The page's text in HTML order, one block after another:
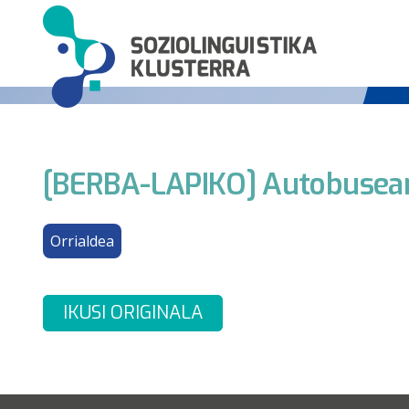
[BERBA-LAPIKO]
Orrialdea
IKUSI ORIGINALA